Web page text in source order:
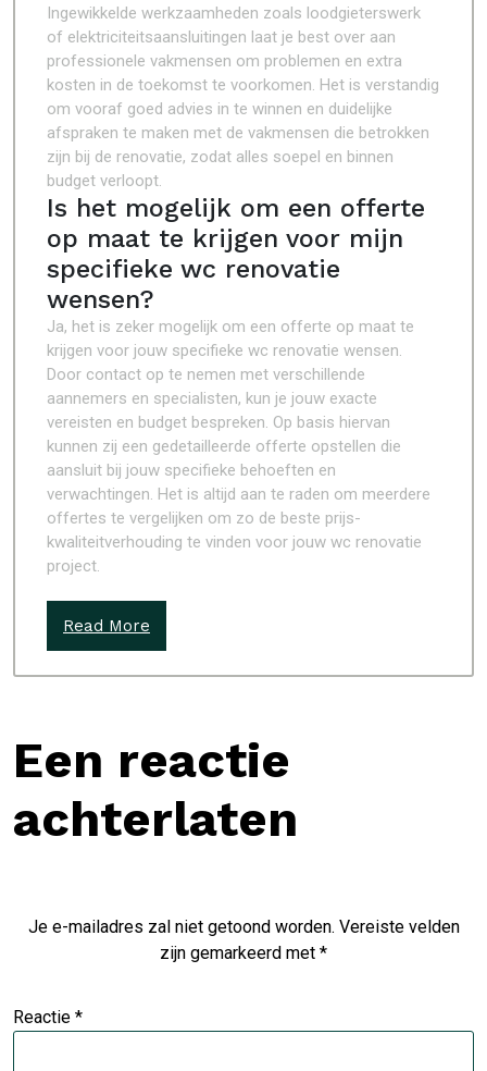
Ingewikkelde werkzaamheden zoals loodgieterswerk
of elektriciteitsaansluitingen laat je best over aan
professionele vakmensen om problemen en extra
kosten in de toekomst te voorkomen. Het is verstandig
om vooraf goed advies in te winnen en duidelijke
afspraken te maken met de vakmensen die betrokken
zijn bij de renovatie, zodat alles soepel en binnen
budget verloopt.
Is het mogelijk om een offerte
op maat te krijgen voor mijn
specifieke wc renovatie
wensen?
Ja, het is zeker mogelijk om een offerte op maat te
krijgen voor jouw specifieke wc renovatie wensen.
Door contact op te nemen met verschillende
aannemers en specialisten, kun je jouw exacte
vereisten en budget bespreken. Op basis hiervan
kunnen zij een gedetailleerde offerte opstellen die
aansluit bij jouw specifieke behoeften en
verwachtingen. Het is altijd aan te raden om meerdere
offertes te vergelijken om zo de beste prijs-
kwaliteitverhouding te vinden voor jouw wc renovatie
project.
Read More
Een reactie
achterlaten
Je e-mailadres zal niet getoond worden. Vereiste velden
zijn gemarkeerd met *
Reactie *